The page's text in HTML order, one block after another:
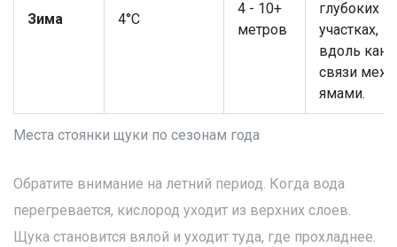
Места стоянки щуки по сезонам года
Зима 4°C
4 - 10+
метров
глубоких
участках,
вдоль
связи
ямами.
Обратите внимание на летний период. Когда вода
перегревается, кислород уходит из верхних слоев.
Щука становится вялой и уходит туда, где прохладнее.